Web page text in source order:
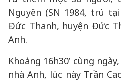
Nguyên (SN 1984, trú
Đức Thanh, huyện Đức
Anh.
Khoảng 16h30’ cùng
nhà Anh, lúc này Trần